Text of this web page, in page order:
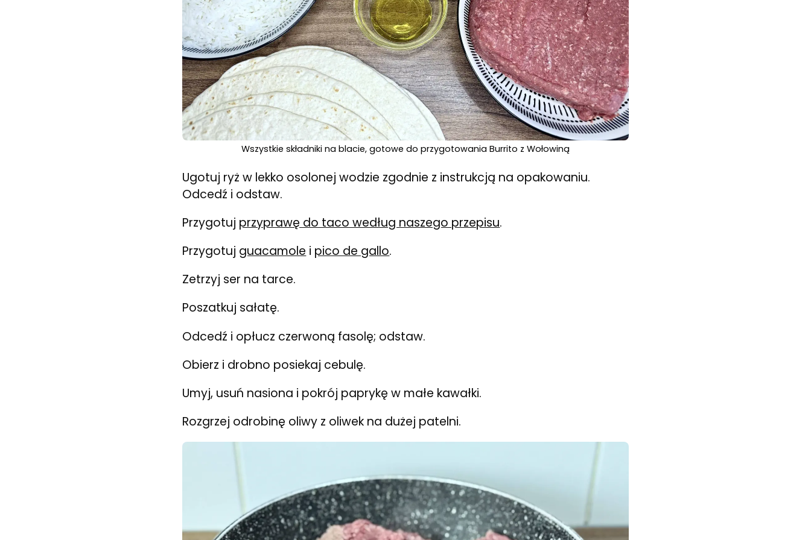
Wszystkie składniki na blacie, gotowe do przygotowania Burrito z Wołowiną
Ugotuj ryż w lekko osolonej wodzie zgodnie z instrukcją na opakowaniu.
Odcedź i odstaw.
Przygotuj przyprawę do taco według naszego przepisu.
Przygotuj guacamole i pico de gallo.
Zetrzyj ser na tarce.
Poszatkuj sałatę.
Odcedź i opłucz czerwoną fasolę; odstaw.
Obierz i drobno posiekaj cebulę.
Umyj, usuń nasiona i pokrój paprykę w małe kawałki.
Rozgrzej odrobinę oliwy z oliwek na dużej patelni.